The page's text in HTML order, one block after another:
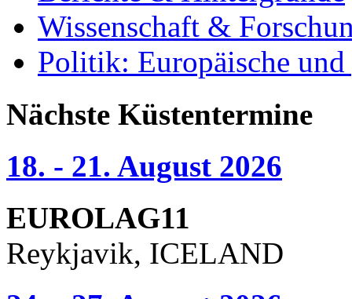
Wissenschaft &
Politik: Europäische
Nächste Küstentermine
18. - 21. August 2026
EUROLAG11
Reykjavik, ICELAND